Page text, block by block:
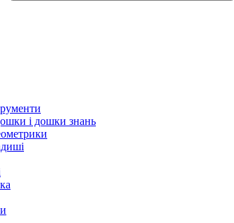
і дошки знань